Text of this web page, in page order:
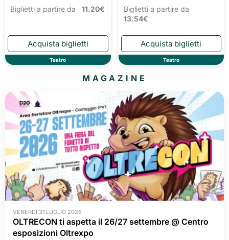
Biglietti a partire da 11.20€
Teatro
Biglietti a partire da
13.54€
Teatro
MAGAZINE
VENERDÌ 31 LUGLIO 2026
OLTRECON ti aspetta il 26/27 settembre @ Centro
esposizioni Oltrexpo